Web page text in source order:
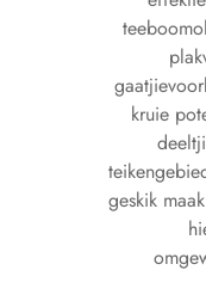
kruie
geskik